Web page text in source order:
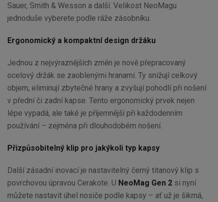
Sauer, Smith & Wesson a další. Velikost NeoMagu
jednoduše vyberete podle ráže zásobníku.
Ergonomický a kompaktní design držáku
Jednou z nejvýraznějších změn je nově přepracovaný
ocelový držák se zaoblenými hranami. Ty snižují celkový
objem, eliminují zbytečné hrany a zvyšují pohodlí při nošení
v přední či zadní kapse. Tento ergonomický prvek nejen
lépe vypadá, ale také je příjemnější při každodenním
používání – zejména při dlouhodobém nošení.
Přizpůsobitelný klip pro jakýkoli typ kapsy
Další zásadní inovací je nastavitelný černý titanový klip s
povrchovou úpravou Cerakote. U NeoMag Gen 2 si nyní
můžete nastavit úhel nosiče podle kapsy – ať už je šikmá,